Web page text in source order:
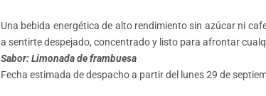
Una bebida energética de alto rendimiento sin azúcar ni
a sentirte despejado, concentrado y listo para afrontar
Sabor: Limonada de frambuesa
Fecha estimada de despacho a partir del lunes 29 de